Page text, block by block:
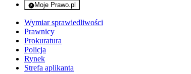
Moje Prawo.pl
- rejestracja i logowanie do serwisu
Wymiar sprawiedliwości
Prawnicy
Prokuratura
Policja
Rynek
Strefa aplikanta